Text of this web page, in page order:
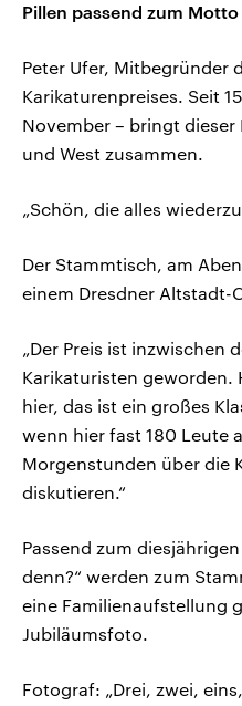
Pillen passend zum Motto
Peter Ufer, Mitbegründer
Karikaturenpreises. Seit
November – bringt dieser
und West zusammen.
„Schön, die alles
Der Stammtisch, am
einem Dresdner Altstadt-
„Der Preis ist inzwischen
Karikaturisten geworden.
hier, das ist ein großes
wenn hier fast 180 Leute
Morgenstunden über die
diskutieren.“
Passend zum
denn?“ werden zum
eine Familienaufstellung
Jubiläumsfoto.
Fotograf: „Drei, zwei,